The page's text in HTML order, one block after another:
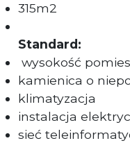
315m2
Standard:
wysokość
kamienica o
klimatyzacja
instalacja
sieć